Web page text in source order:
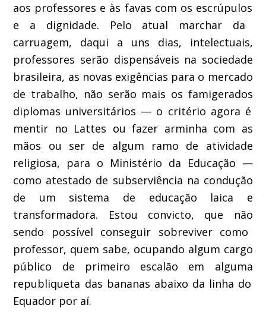
aos professores e às favas com os escrúpulos
e a dignidade. Pelo atual marchar da
carruagem, daqui a uns dias, intelectuais,
professores serão dispensáveis na sociedade
brasileira, as novas exigências para o mercado
de trabalho, não serão mais os famigerados
diplomas universitários — o critério agora é
mentir no Lattes oufazer arminha com as
mãos ou ser de algum ramo de atividade
religiosa, para o Ministério da Educação —
como atestado de subserviência na condução
de um sistema de educação laica e
transformadora. Estou convicto, que
não
sendo possível conseguir sobreviver como
professor, quem sabe, ocupando algum cargo
público de primeiro escalão em alguma
republiqueta das bananas abaixo da linha do
Equador por aí.